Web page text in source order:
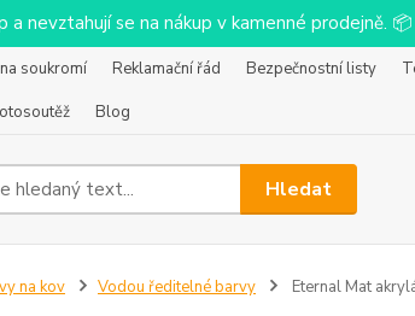
nevztahují se na nákup v kamenné prodejně.
soukromí Reklamační řád Bezpečnostní listy
Blog
Hledat
na kov Vodou ředitelné barvy Eternal Mat